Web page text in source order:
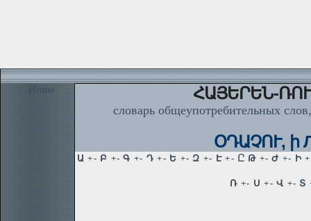
Home ՀԱՅԵՐԵՆ-
словарь общеупотребительных
ՕԴԱՉՈՒ, ի